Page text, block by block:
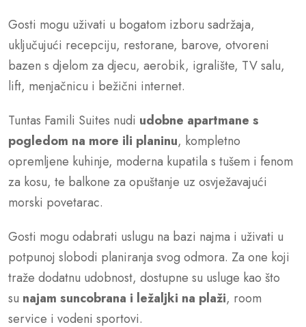
Gosti mogu uživati u bogatom izboru sadržaja,
uključujući recepciju, restorane, barove, otvoreni
bazen s djelom za djecu, aerobik, igralište, TV salu,
lift, menjačnicu i bežični internet.
Tuntas Famili Suites nudi udobne apartmane s
pogledom na more ili planinu, kompletno
opremljene kuhinje, moderna kupatila s tušem i fenom
za kosu, te balkone za opuštanje uz osvježavajući
morski povetarac.
Gosti mogu odabrati uslugu na bazi najma i uživati u
potpunoj slobodi planiranja svog odmora. Za one koji
traže dodatnu udobnost, dostupne su usluge kao što
su najam suncobrana i ležaljki na plaži, room
service i vodeni sportovi.